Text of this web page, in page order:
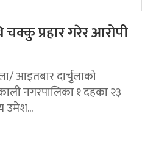
चक्कु प्रहार गरेर आरोपी
आइतबार दार्चुृलाको
नगरपालिका १ दहका २३
उमेश...